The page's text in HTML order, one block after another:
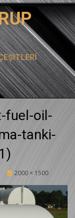
fuel-oil-
tanki-
2000 × 1500